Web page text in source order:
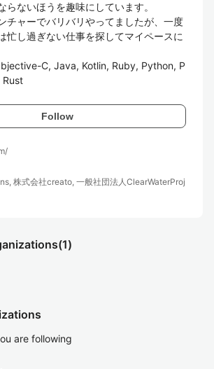
らないほうを趣味にしています。
チャーでバリバリやってましたが、一度
忙し過ぎない仕事を探してマイペースに
C, Java, Kotlin, Ruby, Python, P
Rust
Follow
株式会社creato, 一般社団法人ClearWaterProj
(1)
are following